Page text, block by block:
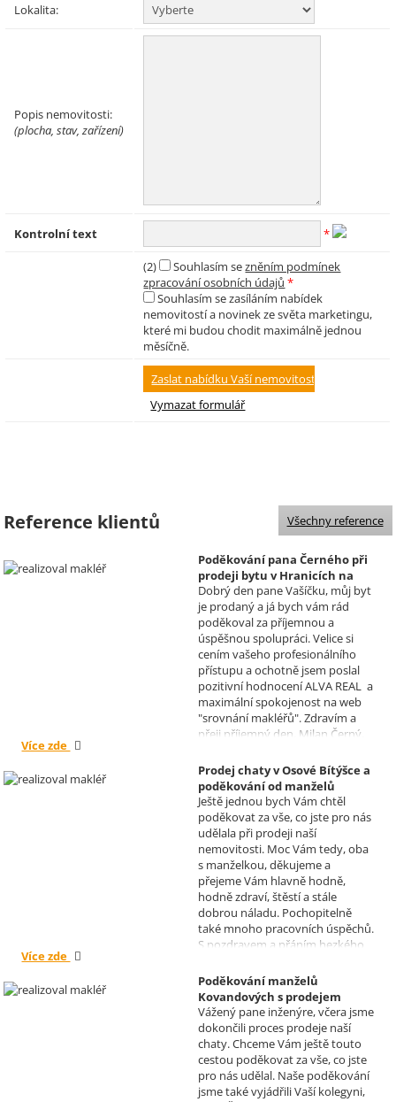
Lokalita:
Popis nemovitosti:
(plocha, stav, zařízení)
Kontrolní text *
(2) Souhlasím sezněním podmínek
zpracování osobních údajů *
Souhlasím se zasíláním nabídek
nemovitostí a novinek ze světa marketingu,
které mi budou chodit maximálně jednou
měsíčně.
Reference klientů
Poděkování pana Černého při
prodeji bytu v Hranicích na
Moravě
Realizoval makléř: David
Vašíček
Dobrý den pane Vašíčku, můj byt
je prodaný a já bych vám rád
poděkoval za příjemnou a
úspěšnou spolupráci. Velice si
cením vašeho profesionálního
přístupu a ochotně jsem poslal
pozitivní hodnocení ALVA REAL a
maximální spokojenost na web
"srovnání makléřů". Zdravím a
přeji příjemný den, Milan Černý,
Více zde
Prodej chaty v Osové Bítýšce a
poděkování od manželů
Kovandových
Realizoval makléř: Sylva
Čadová
Ještě jednou bych Vám chtěl
poděkovat za vše, co jste pro nás
udělala při prodeji naší
nemovitosti. Moc Vám tedy, oba
s manželkou, děkujeme a
přejeme Vám hlavně hodně,
hodně zdraví, štěstí a stále
dobrou náladu. Pochopitelně
také mnoho pracovních úspěchů.
S pozdravem a přáním hezkého
Více zde
Poděkování manželů
Kovandových s prodejem
chaty v Osové Bítýšce
Realizoval makléř: David
Vašíček
Vážený pane inženýre, včera jsme
dokončili proces prodeje naší
chaty. Chceme Vám ještě touto
cestou poděkovat za vše, co jste
pro nás udělal. Naše poděkování
jsme také vyjádřili Vaší kolegyni,
Všechny reference